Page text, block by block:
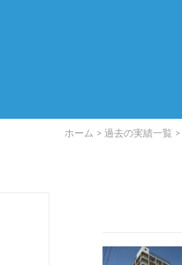
ホーム > 過去の実績一覧 >